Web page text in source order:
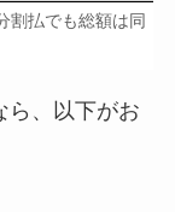
割払でも総額は同
ら、以下がお